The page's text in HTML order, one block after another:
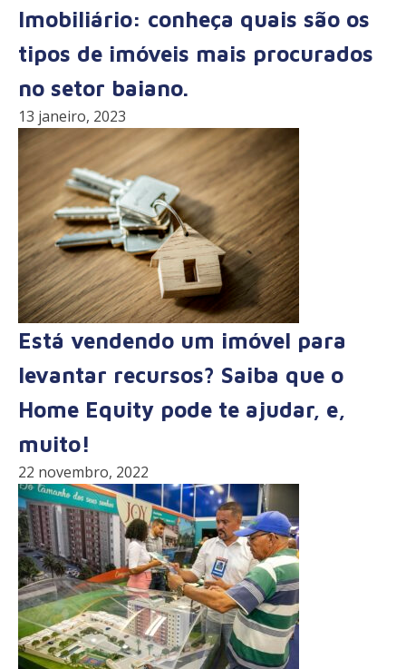
Imobiliário: conheça quais são os
tipos de imóveis mais procurados
no setor baiano.
13 janeiro, 2023
Está vendendo um imóvel para
levantar recursos? Saiba que o
Home Equity pode te ajudar, e,
muito!
22 novembro, 2022